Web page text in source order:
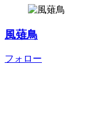
風薙鳥
フォロー